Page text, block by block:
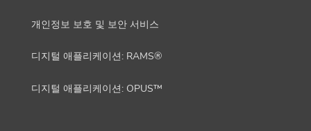
개인정보 보호 및 보안 서비스
디지털 애플리케이션: RAMS®
디지털 애플리케이션: OPUS™